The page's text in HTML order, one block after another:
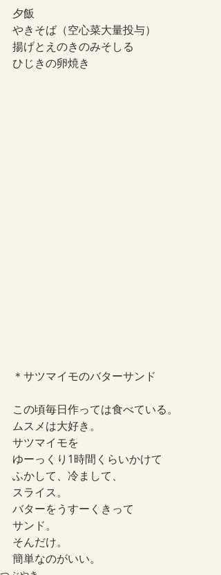
夕飯
やきそば（空心菜大量投与）
揚げとえのきのみそしる
ひじきの卵焼き
＊サツマイモのバターサンド
この頃毎日作っては食べている。
ムスメは大好き。
サツマイモを
ゆーっくり1時間くらいかけて
ふかして、冷まして、
スライス。
バターをうすーくきって
サンド。
そんだけ。
簡単なのがいい。